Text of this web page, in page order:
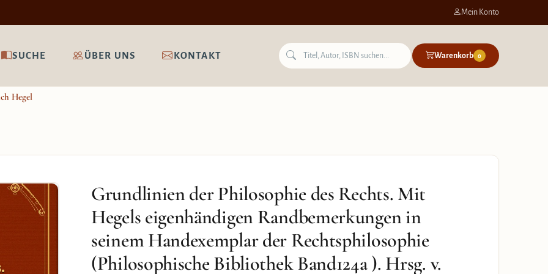
Mein Konto
SUCHE ÜBER UNS KONTAKT Warenkorb 0
Hegel
Grundlinien der Philosophie des Rechts. Mit
Hegels eigenhändigen Randbemerkungen in
seinem Handexemplar der Rechtsphilosophie
(Philosophische Bibliothek Band124a ). Hrsg. v.